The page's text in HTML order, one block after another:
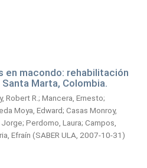
en macondo: rehabilitación
Marta, Colombia.
Robert R. ; Mancera, Ernesto;
Moya, Edward; Casas Monroy,
; Perdomo, Laura; Campos,
Efraín (SABER ULA, 2007-10-31)